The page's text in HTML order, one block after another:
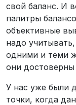
свой баланс. И
палитры
объективные
надо
одними и теми
они
У нас уже были
точки, когда